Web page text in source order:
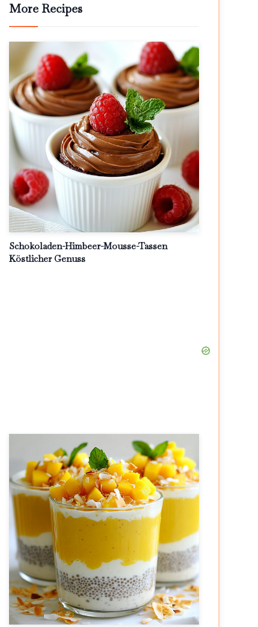
More Recipes
Schokoladen-Himbeer-Mousse-Tassen
Köstlicher Genuss